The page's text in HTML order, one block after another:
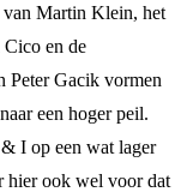
van Martin Klein, het
en de
Peter Gacik vormen
een hoger peil.
I op een wat lager
hier ook wel voor dat